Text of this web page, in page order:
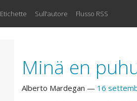
Etichette Sull'autore Flusso RSS
Minä en
Alberto Mardegan 16